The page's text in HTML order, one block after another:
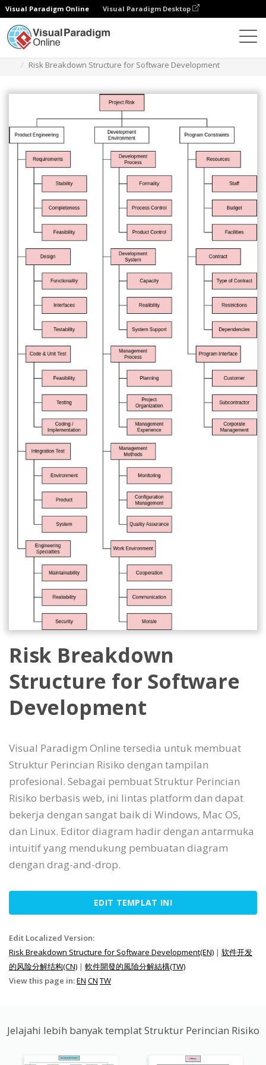
Visual Paradigm Online Visual Paradigm Desktop
Risk Breakdown Structure for Software Development
Risk Breakdown
Structure for Software
Development
Visual Paradigm Online tersedia untuk membuat
Struktur Perincian Risiko dengan tampilan
profesional. Sebagai pembuat Struktur Perincian
Risiko berbasis web, ini lintas platform dan dapat
bekerja dengan sangat baik di Windows, Mac OS,
dan Linux. Editor diagram hadir dengan antarmuka
intuitif yang mendukung pembuatan diagram
dengan drag-and-drop.
EDIT TEMPLAT INI
Edit Localized Version:
Risk Breakdown Structure for Software Development(EN) | 软件开发
的风险分解结构(CN) | 軟件開發的風險分解結構(TW)
View this page in:EN CN TW
Jelajahi lebih banyak templat Struktur Perincian Risiko